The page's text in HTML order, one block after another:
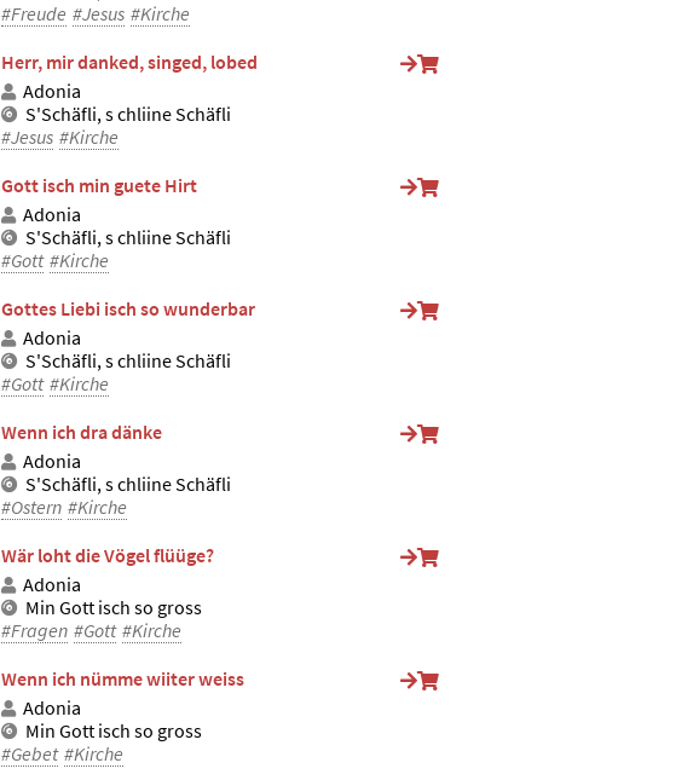
#Freude #Jesus #Kirche
Herr, mir danked, singed, lobed
Adonia
S'Schäfli, s chliine Schäfli
#Jesus #Kirche
Gott isch min guete Hirt
Adonia
S'Schäfli, s chliine Schäfli
#Gott #Kirche
Gottes Liebi isch so wunderbar
Adonia
S'Schäfli, s chliine Schäfli
#Gott #Kirche
Wenn ich dra dänke
Adonia
S'Schäfli, s chliine Schäfli
#Ostern #Kirche
Wär loht die Vögel flüüge?
Adonia
Min Gott isch so gross
#Fragen #Gott #Kirche
Wenn ich nümme wiiter weiss
Adonia
Min Gott isch so gross
#Gebet #Kirche